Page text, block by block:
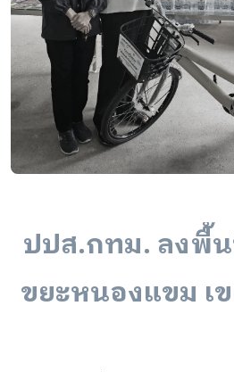
ปปส.กทม. ลงพื้
ขยะหนองแขม เ